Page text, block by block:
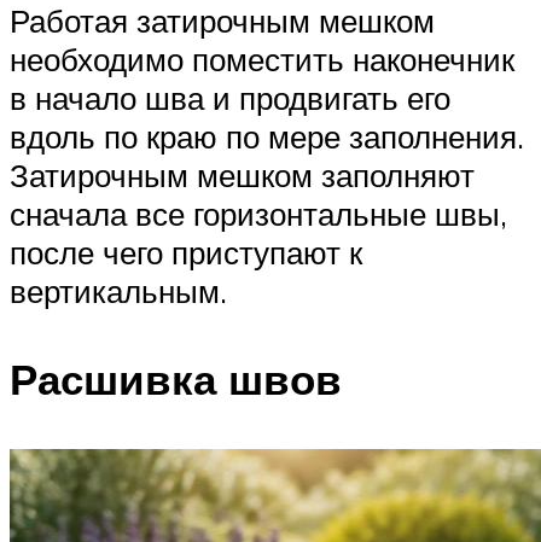
Работая затирочным мешком
необходимо поместить наконечник
в начало шва и продвигать его
вдоль по краю по мере заполнения.
Затирочным мешком заполняют
сначала все горизонтальные швы,
после чего приступают к
вертикальным.
Расшивка швов